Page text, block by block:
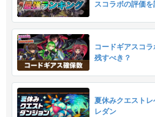
スコラボの評価を
コードギアスコ
残すべき？
夏休みクエスト
レダン